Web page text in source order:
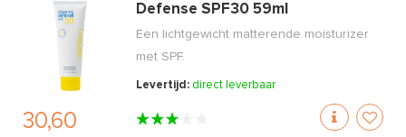
30,60
Defense SPF30 59ml
Een lichtgewicht matterende moisturizer
met SPF.
Levertijd: direct leverbaar